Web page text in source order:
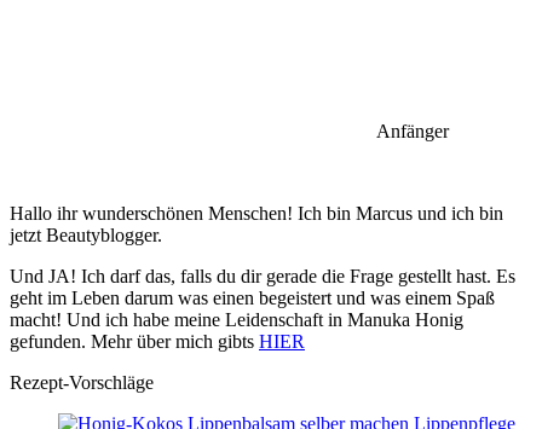
Anfänger
Hallo ihr wunderschönen Menschen! Ich bin Marcus und ich bin
jetzt Beautyblogger.
Und JA! Ich darf das, falls du dir gerade die Frage gestellt hast. Es
geht im Leben darum was einen begeistert und was einem Spaß
macht! Und ich habe meine Leidenschaft in Manuka Honig
gefunden. Mehr über mich gibts HIER
Rezept-Vorschläge